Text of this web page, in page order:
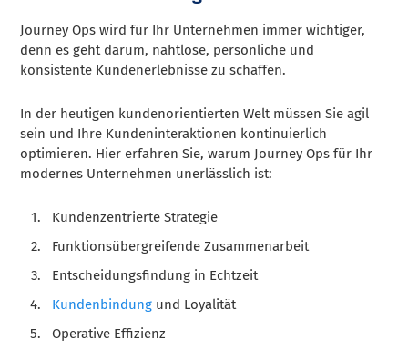
Journey Ops wird für Ihr Unternehmen immer wichtiger,
denn es geht darum, nahtlose, persönliche und
konsistente Kundenerlebnisse zu schaffen.
In der heutigen kundenorientierten Welt müssen Sie agil
sein und Ihre Kundeninteraktionen kontinuierlich
optimieren. Hier erfahren Sie, warum Journey Ops für Ihr
modernes Unternehmen unerlässlich ist:
Kundenzentrierte Strategie
Funktionsübergreifende Zusammenarbeit
Entscheidungsfindung in Echtzeit
Kundenbindung und Loyalität
Operative Effizienz